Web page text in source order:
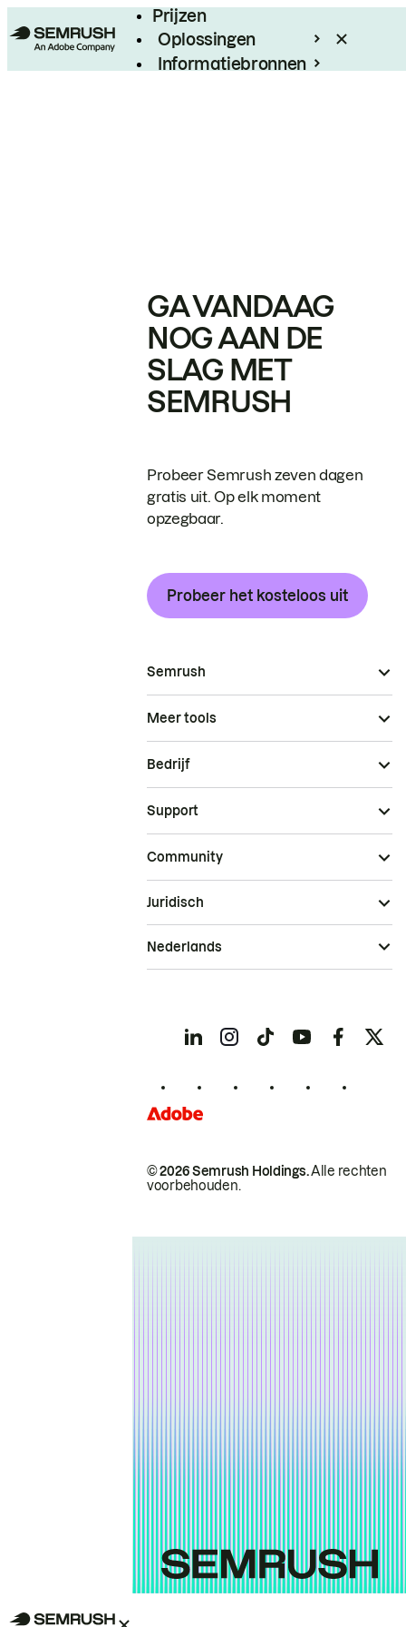
Prijzen
Oplossingen
Informatiebronnen
GA VANDAAG
NOG AAN DE
SLAG MET
SEMRUSH
Probeer Semrush zeven dagen
gratis uit. Op elk moment
opzegbaar.
Probeer het kosteloos uit
Semrush
Meer tools
Bedrijf
Support
Community
© 2026 Semrush Holdings.Alle rechten
voorbehouden.
Juridisch
Nederlands